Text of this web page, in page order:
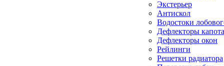
Экстерьер
Антискол
Водостоки
Дефлекторы капота
Дефлекторы окон
Рейлинги
Решетки радиатора